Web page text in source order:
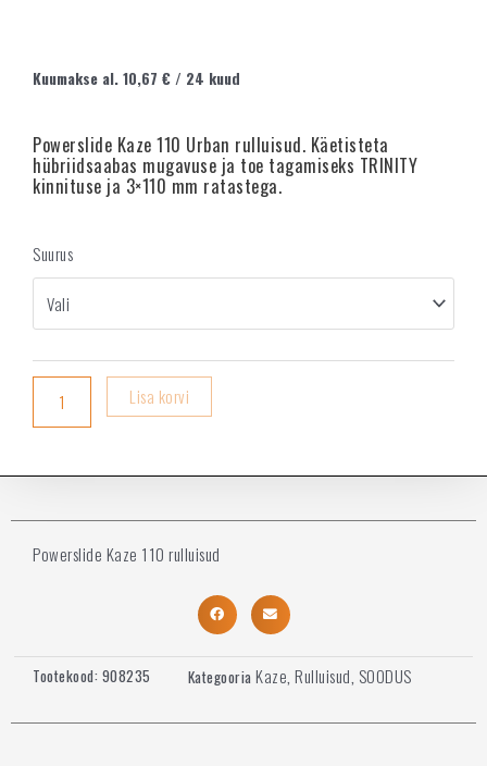
Kuumakse al. 10,67 € / 24 kuud
Powerslide Kaze 110 Urban rulluisud. Käetisteta
hübriidsaabas mugavuse ja toe tagamiseks TRINITY
kinnituse ja 3×110 mm ratastega.
Suurus
Lisa korvi
Powerslide Kaze 110 rulluisud
Tootekood: 908235 Kategooria Kaze Rulluisud SOODUS